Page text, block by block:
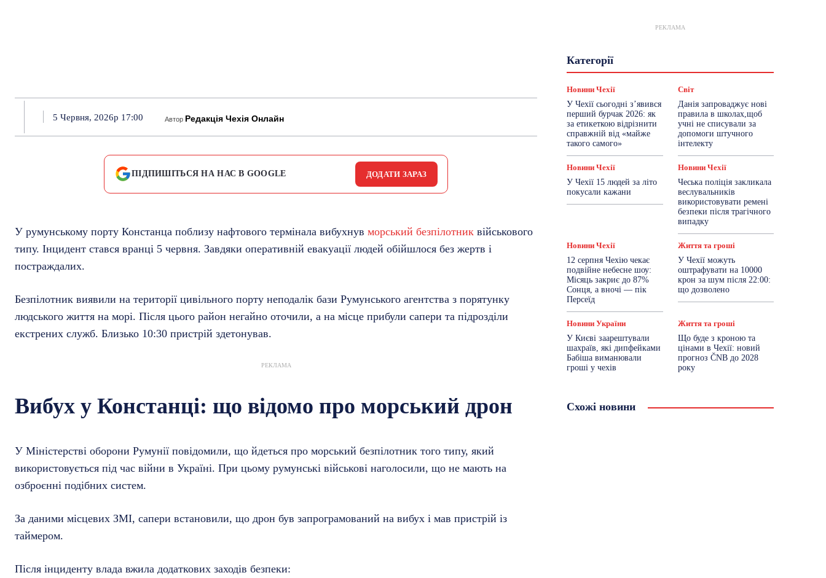
5 Червня, 2026р 17:00 Автор Редакція Чехія Онлайн
ПІДПИШІТЬСЯ НА НАС В GOOGLE ДОДАТИ ЗАРАЗ
У румунському порту Констанца поблизу нафтового термінала вибухнув морський безпілотник військового
типу. Інцидент стався вранці 5 червня. Завдяки оперативній евакуації людей обійшлося без жертв і
постраждалих.
Безпілотник виявили на території цивільного порту неподалік бази Румунського агентства з порятунку
людського життя на морі. Після цього район негайно оточили, а на місце прибули сапери та підрозділи
екстрених служб. Близько 10:30 пристрій здетонував.
РЕКЛАМА
Вибух у Констанці: що відомо про морський дрон
У Міністерстві оборони Румунії повідомили, що йдеться про морський безпілотник того типу, який
використовується під час війни в Україні. При цьому румунські військові наголосили, що не мають на
озброєнні подібних систем.
За даними місцевих ЗМІ, сапери встановили, що дрон був запрограмований на вибух і мав пристрій із
таймером.
Після інциденту влада вжила додаткових заходів безпеки:
РЕКЛАМА
КатегоріїГастрогід
Знай Чехію
Новини України
Новини Чехії
Політика
Поради Робота
Сад та город
Світ
Спорт ТехноМанія
Топ-новини
Фоторепортаж
Новини Чехії
У Чехії сьогодні з’явився
перший бурчак 2026: як
за етикеткою відрізнити
справжній від «майже
такого самого»
Світ
Данія запроваджує нові
правила в школах,щоб
учні не списували за
допомоги штучного
інтелекту
Новини Чехії
У Чехії 15 людей за літо
покусали кажани
Новини Чехії
Чеська поліція закликала
веслувальників
використовувати ремені
безпеки після трагічного
випадку
Новини Чехії
12 серпня Чехію чекає
подвійне небесне шоу:
Місяць закриє до 87%
Сонця, а вночі — пік
Персеїд
Життя та гроші
У Чехії можуть
оштрафувати на 10000
крон за шум після 22:00:
що дозволено
Новини України
У Києві заарештували
шахраїв, які дипфейками
Бабіша виманювали
гроші у чехів
Життя та гроші
Що буде з кроною та
цінами в Чехії: новий
прогноз ČNB до 2028
року
Схожі новини